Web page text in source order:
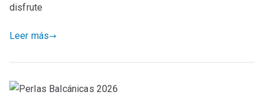
disfrute
Leer más